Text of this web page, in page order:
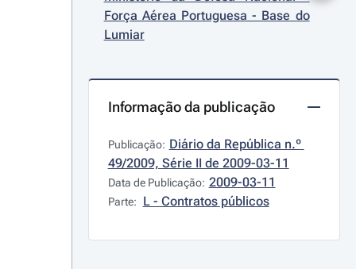
Força Aérea Portuguesa - Base do
Lumiar
Informação da publicação
Publicação: Diário da República n.º
49/2009, Série II de 2009-03-11
Data de Publicação: 2009-03-11
Parte: L - Contratos públicos